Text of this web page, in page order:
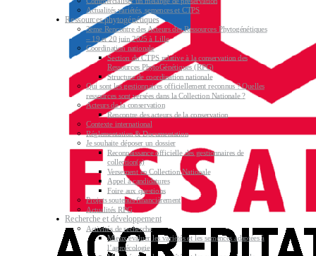
Actualités variétés, semences et CTPS
Ressources phytogénétiques
3ème Rencontre des Acteurs des Ressources Phytogénétiques
– 19 et 20 juin 2025 à Lille
Coordination nationale
Section du CTPS relative à la conservation des
Ressources PhytoGénétiques (RPG)
Structure de coordination nationale
Qui sont les gestionnaires officiellement reconnus ? Quelles
ressources sont versées dans la Collection Nationale ?
Acteurs de la conservation
Rencontre des acteurs de la conservation
Contexte international
Réglementation & Documentation
Je souhaite déposer un dossier
Reconnaissance officielle des gestionnaires de
collection(s)
Versement en Collection Nationale
Appel à candidatures
Foire aux questions
Projets soutenus financièrement
Actualités RPG
Recherche et développement
Activités de recherche
Mieux évaluer les variétés et les semences adaptées à
l’agroécologie